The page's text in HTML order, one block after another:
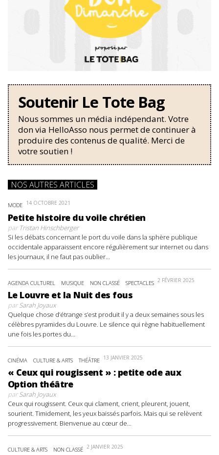
Soutenir Le Tote Bag
Nous sommes un média indépendant. Votre
don via HelloAsso nous permet de continuer à
produire des contenus de qualité. Merci de
votre soutien !
NOS AUTRES ARTICLES
MODE 14 OCTOBRE 2021
Petite histoire du voile chrétien
parTristan Hinschberger
Si les débats concernant le port du voile dans la sphère publique
occidentale apparaissent encore régulièrement sur internet ou dans
les journaux, il ne faut pas oublier...
AGENDA CULTUREL MUSIQUE NON CLASSÉ SPECTACLES 2 FÉVRIER 2025
Le Louvre et la Nuit des fous
parSarah Joyaux
Quelque chose d’étrange s’est produit il y a deux semaines sous les
célèbres pyramides du Louvre. Le silence qui règne habituellement
une fois les portes du...
CINÉMA CULTURE & ARTS THÉÂTRE 13 JANVIER 2025
« Ceux qui rougissent » : petite ode aux
Option théâtre
parSarah Joyaux
Ceux qui rougissent. Ceux qui clament, crient, pleurent, jouent,
sourient. Timidement, les yeux baissés parfois. Mais qui se relèvent
progressivement. Bienvenue au cœur de...
CULTURE & ARTS NON CLASSÉ 2 JANVIER 2025